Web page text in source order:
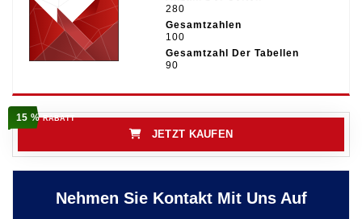
280
Gesamtzahlen
100
Gesamtzahl Der Tabellen
90
15 %RABATT
JETZT KAUFEN
Nehmen Sie Kontakt Mit Uns Auf